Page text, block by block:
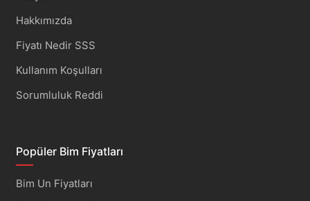
Hakkımızda
Fiyatı Nedir SSS
Kullanım Koşulları
Sorumluluk Reddi
Popüler Bim Fiyatları
Bim Un Fiyatları